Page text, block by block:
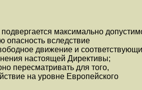
максимально
опасность вследствие
движение и
настоящей Директивы;
пересматривать для того,
на уровне Европейского